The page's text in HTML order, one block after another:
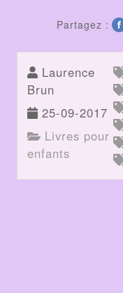
Partagez :
Laurence
Brun
25-09-2017
Livres pour
enfants